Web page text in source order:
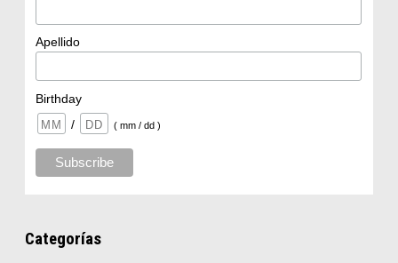
Apellido
Birthday
/
( mm / dd )
Categorías